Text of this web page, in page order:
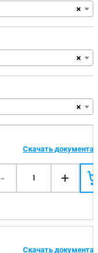
×
×
×
Скачать
- 1 +
Скачать